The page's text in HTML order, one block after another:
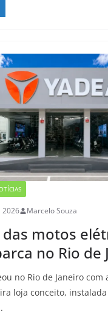
2026 Marcelo Souza
das motos
no Rio de
no Rio de Janeiro com
loja conceito, instalada